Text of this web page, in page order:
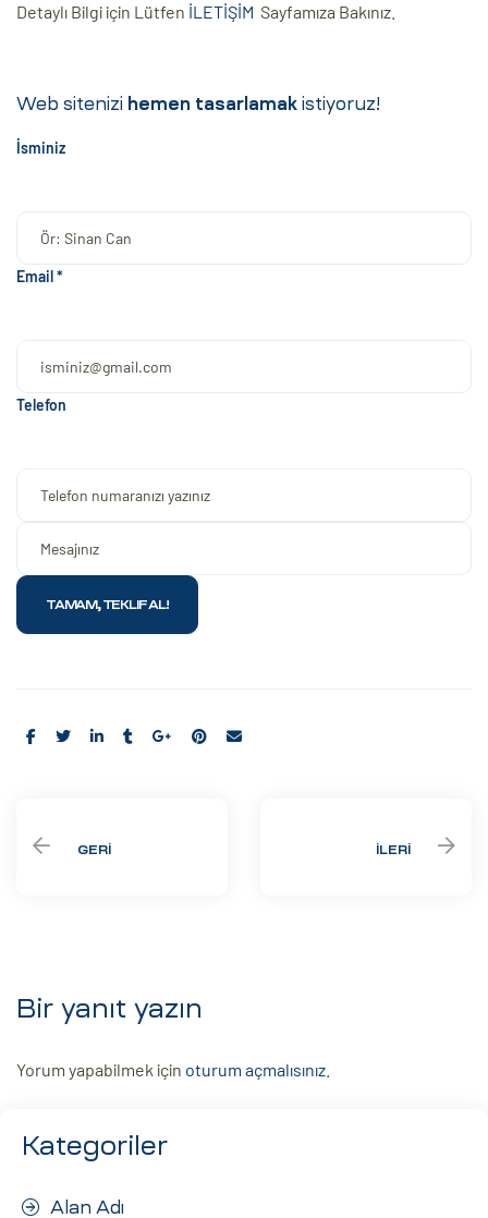
Detaylı Bilgi için Lütfen İLETİŞİM Sayfamıza Bakınız.
Web sitenizi hemen tasarlamak istiyoruz!
İsminiz
Email *
Telefon
Share:
GERI İLERI
Bir yanıt yazın
Yorum yapabilmek için oturum açmalısınız
Kategoriler
Alan Adı